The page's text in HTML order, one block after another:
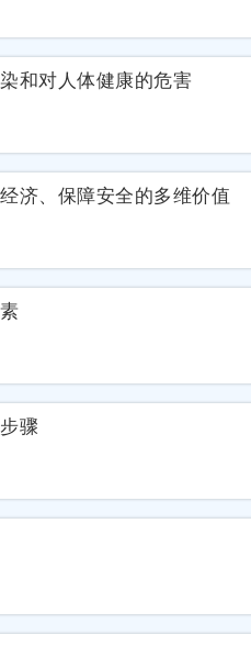
和对人体健康的危害
济、保障安全的多维价值
骤